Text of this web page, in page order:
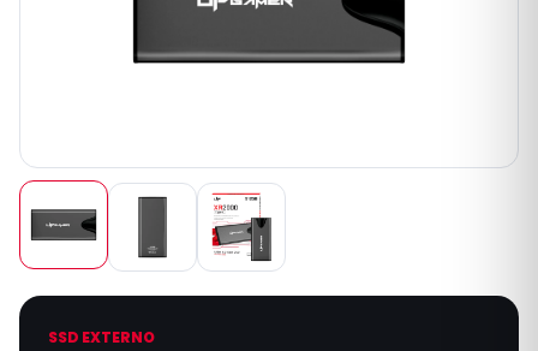
SSD EXTERNO